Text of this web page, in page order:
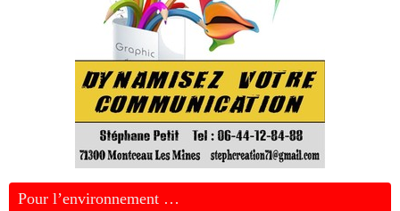
Pour l’environnement …